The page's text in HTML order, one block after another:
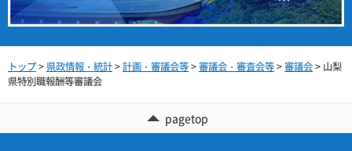
トップ> 県政情報・統計>計画・審議会等>審議会・審査会等>審議会> 山梨
県特別職報酬等審議会
pagetop